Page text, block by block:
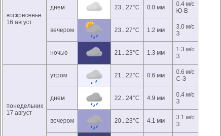
воскресенье
16 август
днем 23...27°C 0.0 мм
0.4 м/с
Ю-В
вечером 23...27°C 1.2 мм
3.0 м/с
З
ночью 21...23°C 1.3 мм
1.3 м/с
З
понедельник
17 август
утром 21...22°C 0.6 мм
0.6 м/с
С-З
днем 22...24°C 4.9 мм
0.4 м/с
З
вечером 20...23°C 4.1 мм
3.1 м/с
З